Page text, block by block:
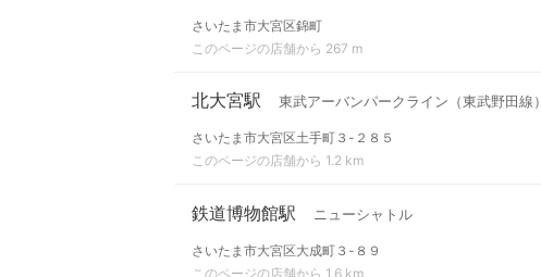
さいたま市大宮区錦町
このページの店舗から 267 m
北大宮駅 東武アーバンパークライン（東武野田線）
さいたま市大宮区土手町３-２８５
このページの店舗から 1.2 km
鉄道博物館駅 ニューシャトル
さいたま市大宮区大成町３-８９
このページの店舗から 1.6 km